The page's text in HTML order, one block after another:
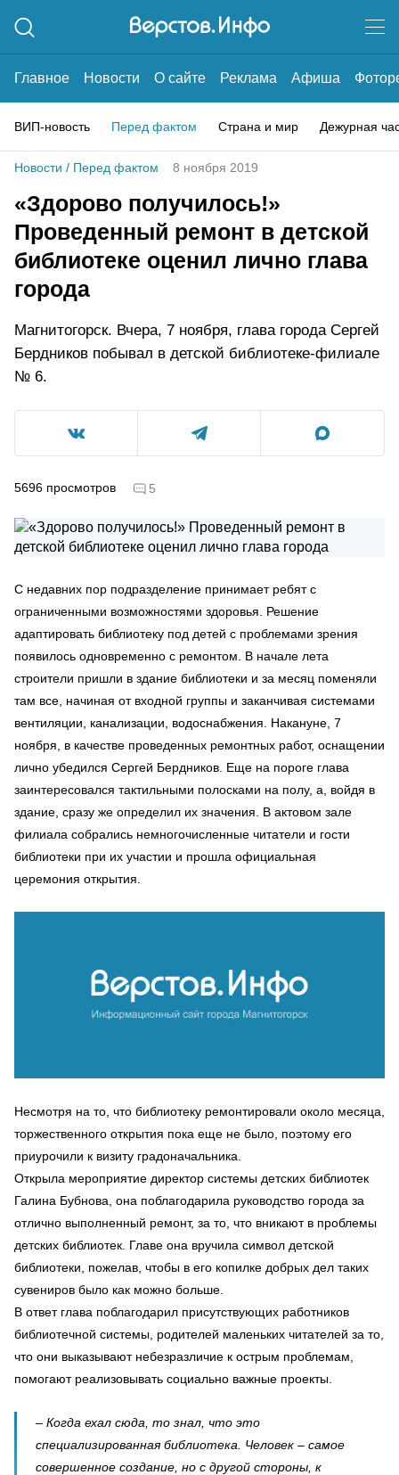
Главное Новости О сайте Реклама Афиша
ВИП-новость Перед фактом Страна и мир Дежурная
Новости / Перед фактом 8 ноября 2019
«Здорово получилось!»
Проведенный ремонт в детской
библиотеке оценил лично глава
города
Магнитогорск. Вчера, 7 ноября, глава города Сергей
Бердников побывал в детской библиотеке-филиале
№ 6.
5696 просмотров 5
С недавних пор подразделение принимает ребят с
ограниченными возможностями здоровья. Решение
адаптировать библиотеку под детей с проблемами зрения
появилось одновременно с ремонтом. В начале лета
строители пришли в здание библиотеки и за месяц поменяли
там все, начиная от входной группы и заканчивая системами
вентиляции, канализации, водоснабжения. Накануне, 7
ноября, в качестве проведенных ремонтных работ, оснащении
лично убедился Сергей Бердников. Еще на пороге глава
заинтересовался тактильными полосками на полу, а, войдя в
здание, сразу же определил их значения. В актовом зале
филиала собрались немногочисленные читатели и гости
библиотеки при их участии и прошла официальная
церемония открытия.
Несмотря на то, что библиотеку ремонтировали около месяца,
торжественного открытия пока еще не было, поэтому его
приурочили к визиту градоначальника.
Открыла мероприятие директор системы детских библиотек
Галина Бубнова, она поблагодарила руководство города за
отлично выполненный ремонт, за то, что вникают в проблемы
детских библиотек. Главе она вручила символ детской
библиотеки, пожелав, чтобы в его копилке добрых дел таких
сувениров было как можно больше.
В ответ глава поблагодарил присутствующих работников
библиотечной системы, родителей маленьких читателей за то,
что они выказывают небезразличие к острым проблемам,
помогают реализовывать социально важные проекты.
– Когда ехал сюда, то знал, что это
специализированная библиотека. Человек – самое
совершенное создание, но с другой стороны, к